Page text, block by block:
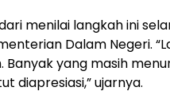
menilai langkah ini
Dalam Negeri.
Banyak yang masih
diapresiasi,” ujarnya.